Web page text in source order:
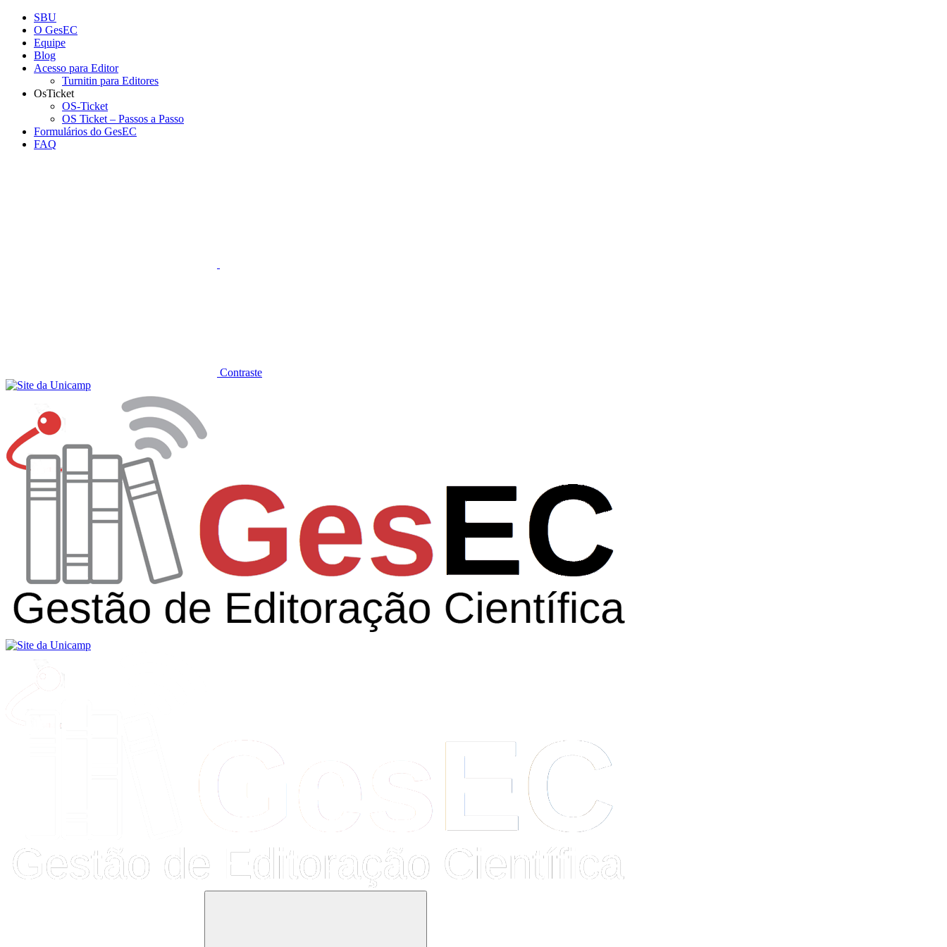
Conteúdo principal
SBU
O GesEC
Equipe
Blog
Acesso para Editor
Turnitin para Editores
OsTicket
OS-Ticket
OS Ticket – Passos a Passo
Formulários do GesEC
FAQ
Contraste